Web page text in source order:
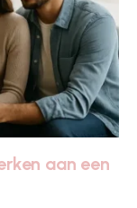
aan een